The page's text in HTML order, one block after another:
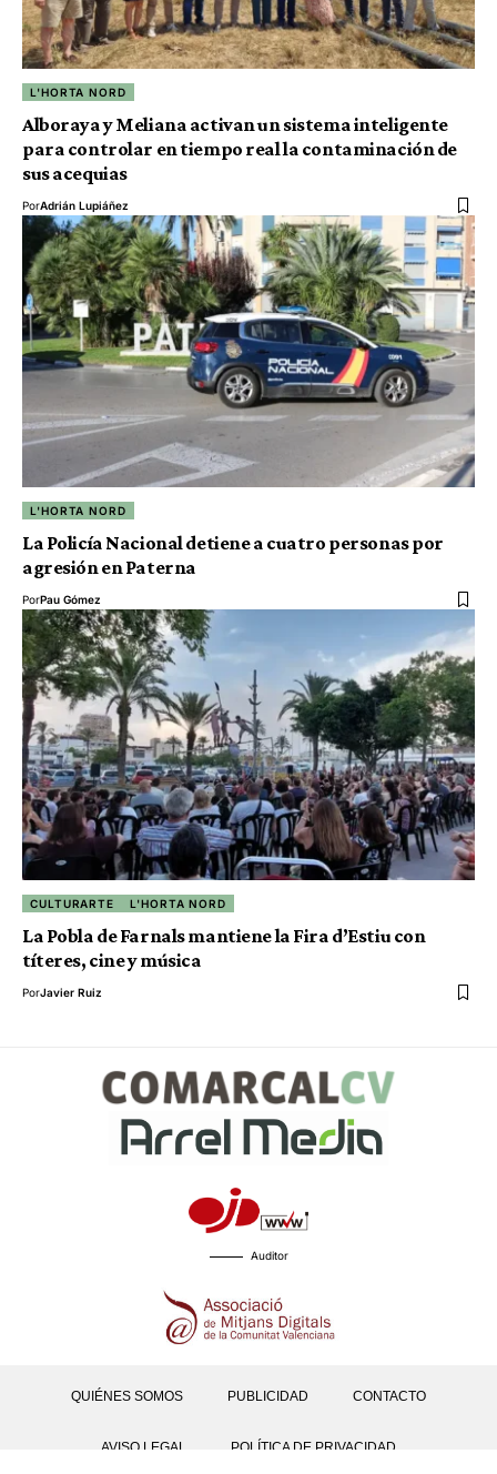
L'HORTA NORD
Alboraya y Meliana activan un sistema inteligente
para controlar en tiempo real la contaminación de
sus acequias
PorAdrián Lupiáñez
L'HORTA NORD
La Policía Nacional detiene a cuatro personas por
agresión en Paterna
PorPau Gómez
CULTURARTE L'HORTA NORD
La Pobla de Farnals mantiene la Fira d’Estiu con
títeres, cine y música
PorJavier Ruiz
Auditor
QUIÉNES SOMOS PUBLICIDAD CONTACTO
AVISO LEGAL POLÍTICA DE PRIVACIDAD